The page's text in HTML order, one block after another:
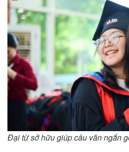
Đại từ sở hữu giúp câu văn ngắn